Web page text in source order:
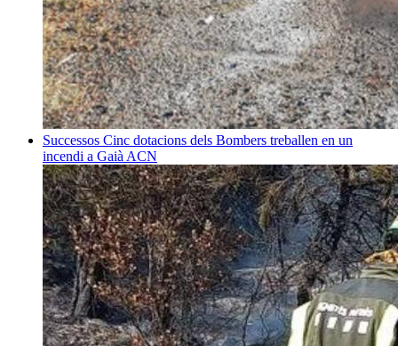
Successos Cinc dotacions dels Bombers treballen en un
incendi a Gaià ACN